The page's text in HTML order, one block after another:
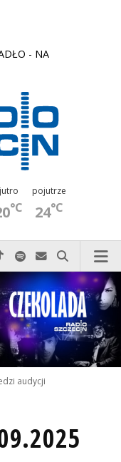
- NA
jutro
°C
pojutrze
24°C
do nas zadzwoń
Facebook-u
nas na Xnas na Instagram-ie
Odwiedź nas na TikTok-u
Szukaj nas na Spotify
Wyślij do nas
Szukaj
audycji